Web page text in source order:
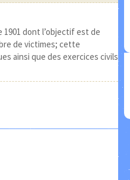
dont l’objectif est de
de victimes; cette
ainsi que des exercices civils